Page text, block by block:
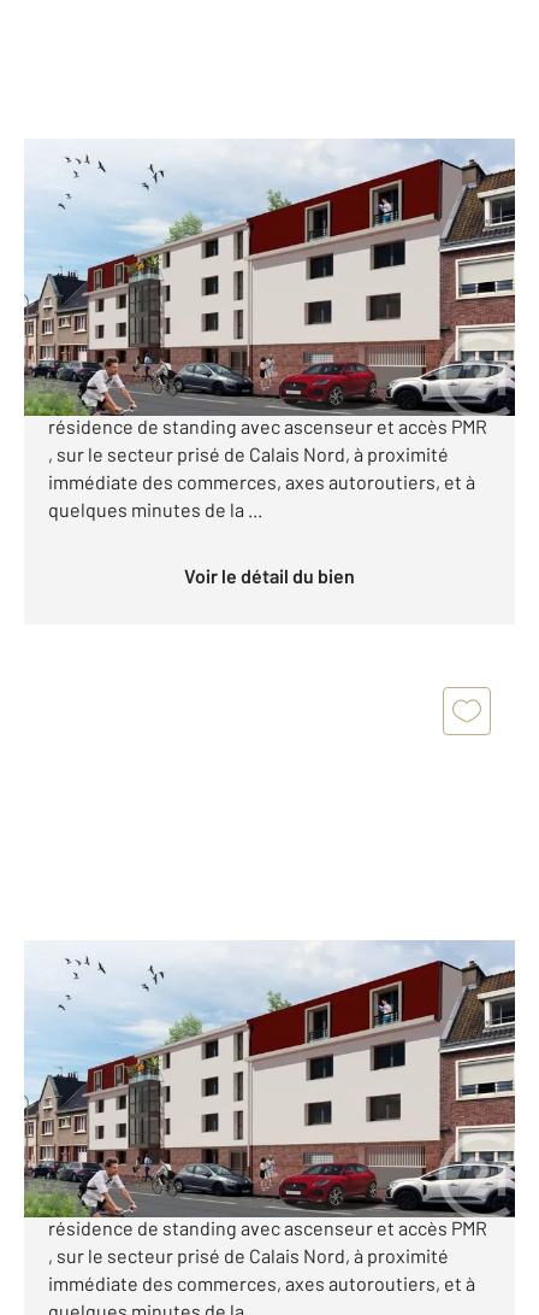
CALAIS 62
50 m
, 2 pièces
Ref : 17953
Appartement T2 à vendre
172 000 €
Nouveauté uniquement chez Century21 !!!
Programme neuf de 15 appartements en VEFA, en
résidence de standing avec ascenseur et accès PMR
, sur le secteur prisé de Calais Nord, à proximité
immédiate des commerces, axes autoroutiers, et à
quelques minutes de la ...
Voir le détail du bien
CALAIS 62
74,75 m
, 3 pièces
Ref : 17954
Appartement T3 à vendre
236 000 €
Nouveauté uniquement chez Century21 !!!
Programme neuf de 15 appartements en VEFA, en
résidence de standing avec ascenseur et accès PMR
, sur le secteur prisé de Calais Nord, à proximité
immédiate des commerces, axes autoroutiers, et à